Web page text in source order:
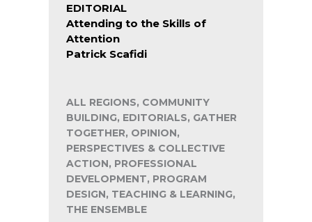
EDITORIAL
Attending to the Skills of
Attention
Patrick Scafidi
ALL REGIONS, COMMUNITY
BUILDING, EDITORIALS, GATHER
TOGETHER, OPINION,
PERSPECTIVES & COLLECTIVE
ACTION, PROFESSIONAL
DEVELOPMENT, PROGRAM
DESIGN, TEACHING & LEARNING,
THE ENSEMBLE